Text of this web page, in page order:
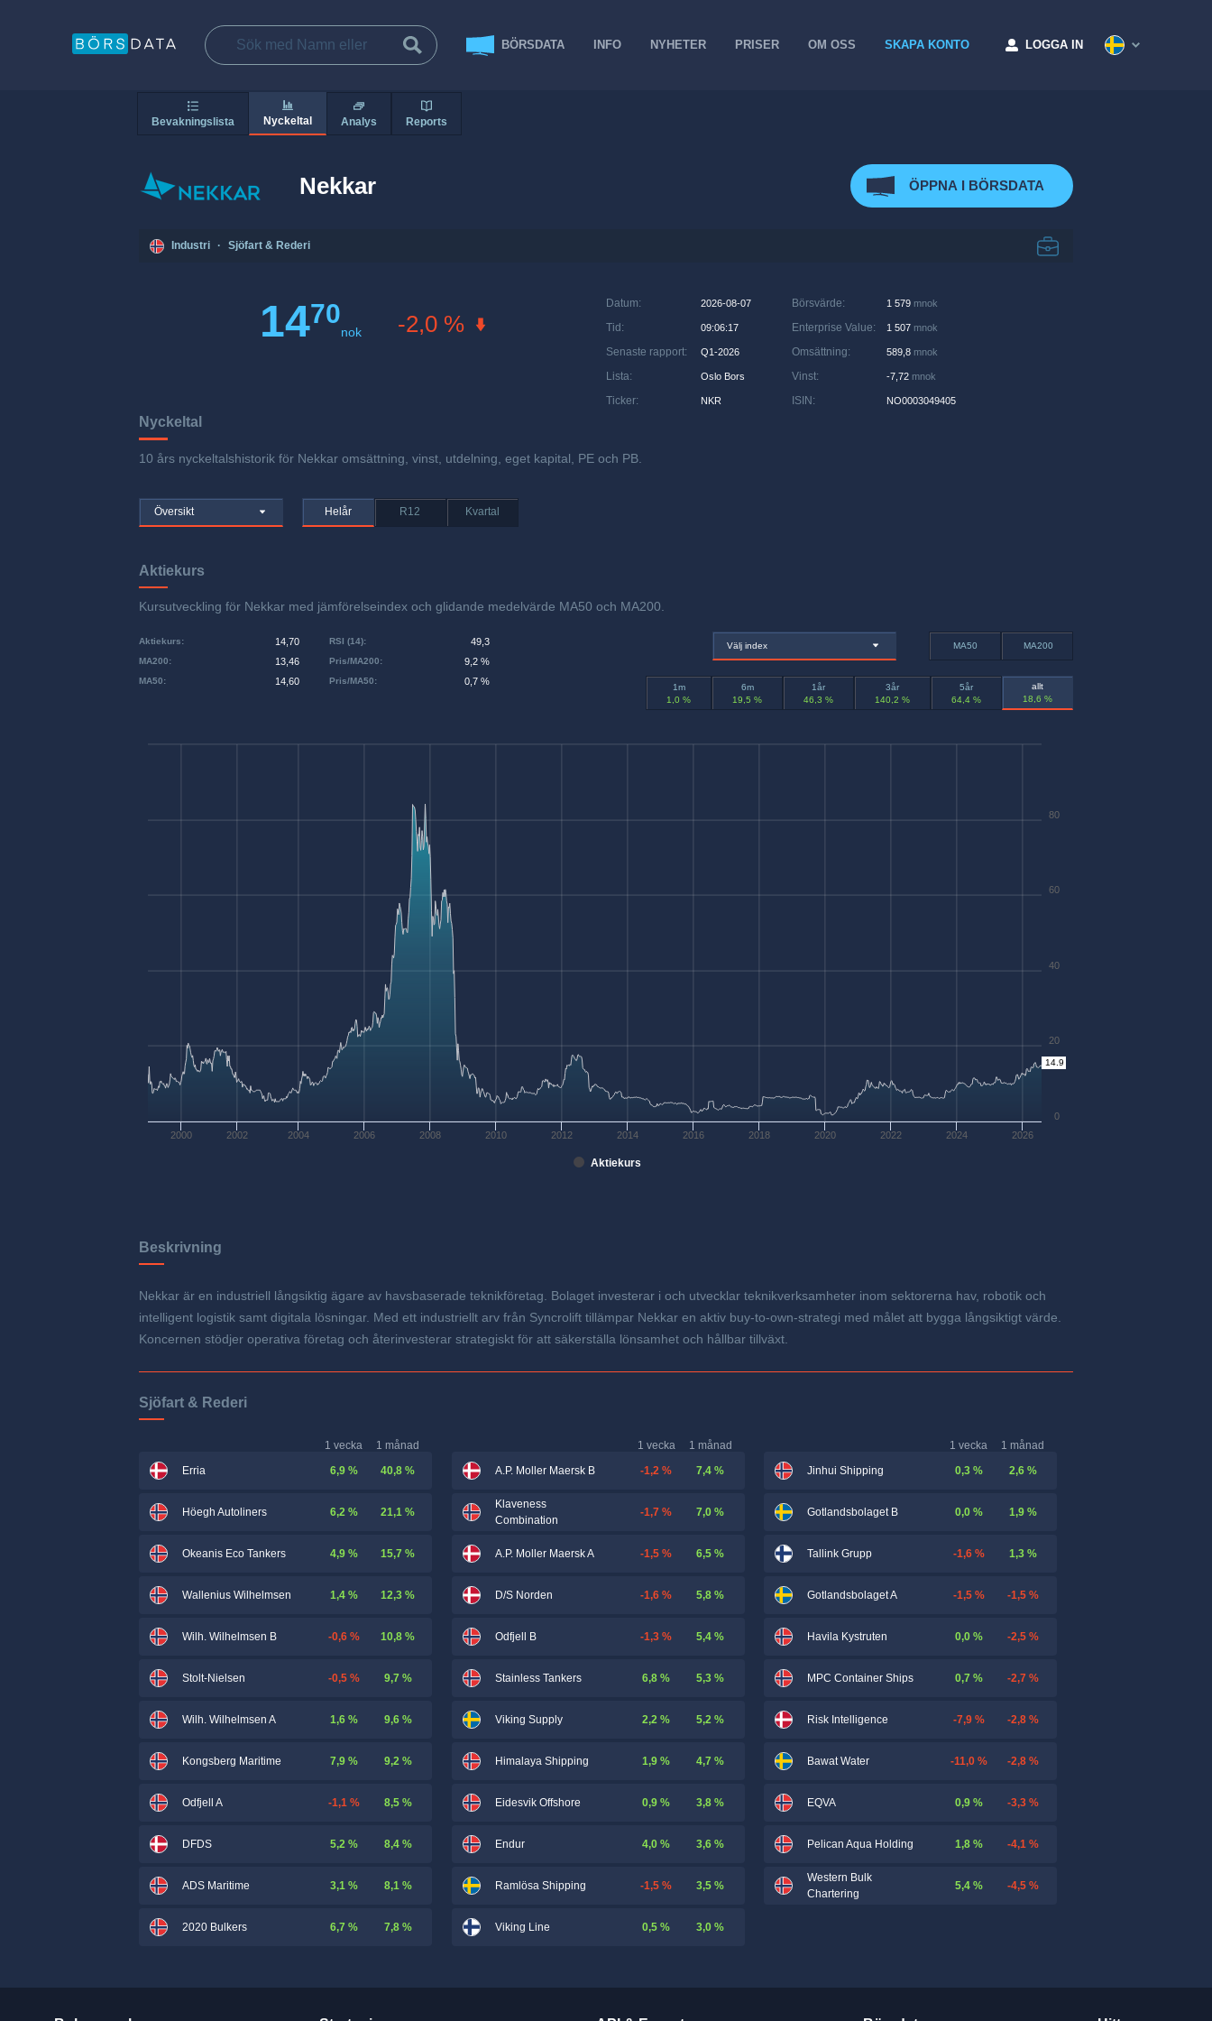
BÖRSDATA INFO NYHETER PRISER OM OSS SKAPA KONTO LOGGA IN
Bevakningslista Nyckeltal Analys Reports
Nekkar ÖPPNA I BÖRSDATA
Industri · Sjöfart & Rederi
1470
nok -2,0 %
Datum: 2026-08-07
Tid : 09:06:17
Senaste rapport: Q1-2026
Lista: Oslo Bors
Ticker: NKR
Börsvärde: 1 579 mnok
Enterprise Value: 1 507 mnok
Omsättning: 589,8 mnok
Vinst: -7,72 mnok
ISIN : NO0003049405
Nyckeltal
10 års nyckeltalshistorik för Nekkar omsättning, vinst, utdelning, eget kapital, PE och PB.
Översikt Helår R12 Kvartal
Aktiekurs
Kursutveckling för Nekkar med jämförelseindex och glidande medelvärde MA50 och MA200.
Aktiekurs: 14,70
MA50: 14,60
MA200: 13,46 Pris/MA200: 9,2 %
RSI (14): 49,3
Pris/MA50: 0,7 %
Välj index MA50 MA200
1m
1,0 %
6m
19,5 %
1år
46,3 %
3år
140,2 %
5år
64,4 %
allt
18,6 %
Aktiekurs
2000 2002 2004 2006 2008 2010 2012 2014 2016 2018 2020 2022 2024 2026
0
20
40
60
80
14.9
Beskrivning
Nekkar är en industriell långsiktig ägare av havsbaserade teknikföretag. Bolaget investerar i och utvecklar teknikverksamheter inom sektorerna hav, robotik och
intelligent logistik samt digitala lösningar. Med ett industriellt arv från Syncrolift tillämpar Nekkar en aktiv buy-to-own-strategi med målet att bygga långsiktigt värde.
Koncernen stödjer operativa företag och återinvesterar strategiskt för att säkerställa lönsamhet och hållbar tillväxt.
Sjöfart & Rederi
1 vecka
1 månad
Erria
6,9 % 40,8 %
Höegh Autoliners 6,2 % 21,1 %
Okeanis Eco Tankers 4,9 % 15,7 %
Wallenius Wilhelmsen 1,4 % 12,3 %
Wilh. Wilhelmsen B -0,6 % 10,8 %
Stolt-Nielsen -0,5 % 9,7 %
Wilh. Wilhelmsen A 1,6 % 9,6 %
Kongsberg Maritime 7,9 % 9,2 %
Odfjell A -1,1 % 8,5 %
DFDS 5,2 % 8,4 %
ADS Maritime 3,1 % 8,1 %
2020 Bulkers 6,7 % 7,8 %
1 vecka
1 månad
A.P. Moller Maersk B
-1,2 % 7,4 %
Klaveness
Combination
-1,7 % 7,0 %
A.P. Moller Maersk A -1,5 % 6,5 %
D/S Norden -1,6 % 5,8 %
Odfjell B -1,3 % 5,4 %
Stainless Tankers 6,8 % 5,3 %
Viking Supply 2,2 % 5,2 %
Himalaya Shipping 1,9 % 4,7 %
Eidesvik Offshore 0,9 % 3,8 %
Endur 4,0 % 3,6 %
Ramlösa Shipping -1,5 % 3,5 %
Viking Line 0,5 % 3,0 %
1 vecka
1 månad
Jinhui Shipping
0,3 % 2,6 %
Gotlandsbolaget B 0,0 % 1,9 %
Tallink Grupp -1,6 % 1,3 %
Gotlandsbolaget A -1,5 % -1,5 %
Havila Kystruten 0,0 % -2,5 %
MPC Container Ships 0,7 % -2,7 %
Risk Intelligence -7,9 % -2,8 %
Bawat Water -11,0 % -2,8 %
EQVA 0,9 % -3,3 %
Pelican Aqua Holding 1,8 % -4,1 %
Western Bulk
Chartering
5,4 % -4,5 %